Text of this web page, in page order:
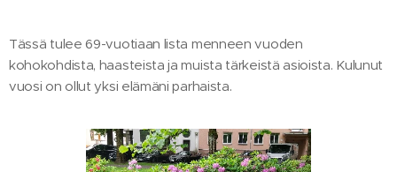
Tässä tulee 69-vuotiaan lista menneen vuoden
kohokohdista, haasteista ja muista tärkeistä asioista. Kulunut
vuosi on ollut yksi elämäni parhaista.